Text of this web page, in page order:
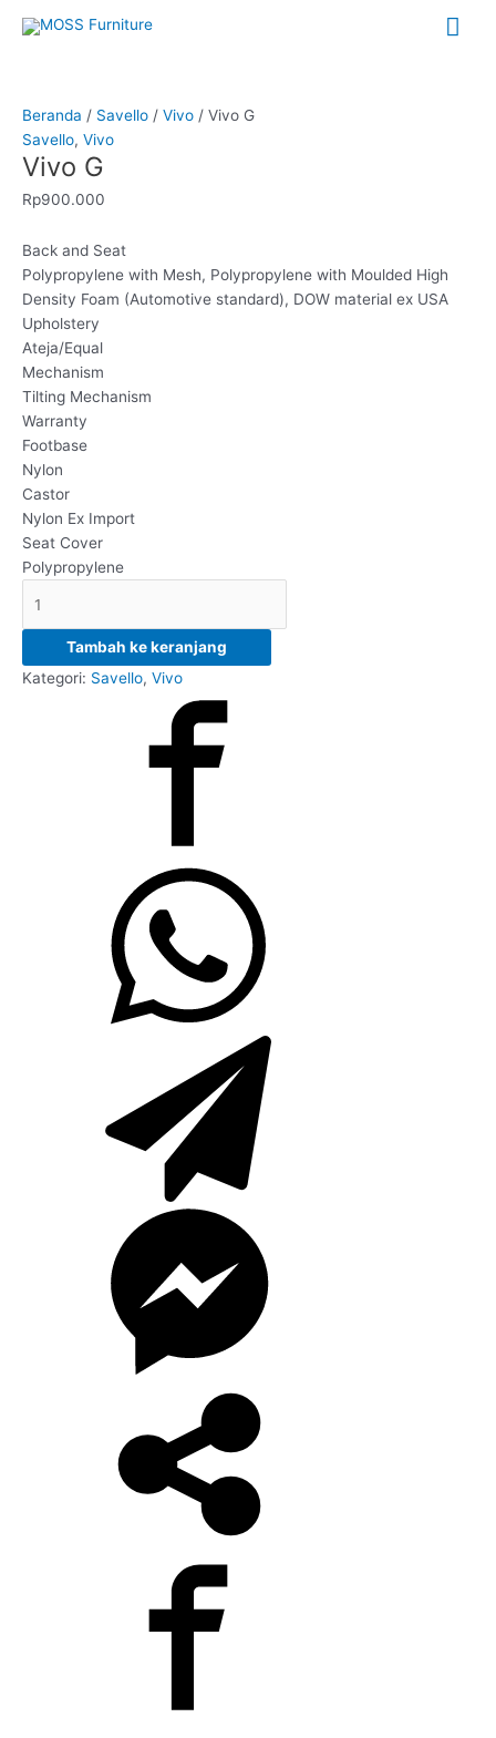
Beranda / Savello / Vivo / Vivo G
Savello, Vivo
Vivo G
Rp900.000
Back and Seat
Polypropylene with Mesh, Polypropylene with Moulded High
Density Foam (Automotive standard), DOW material ex USA
Upholstery
Ateja/Equal
Mechanism
Tilting Mechanism
Warranty
Footbase
Nylon
Castor
Nylon Ex Import
Seat Cover
Polypropylene
G
Tambah ke keranjang
Kategori: Savello, Vivo